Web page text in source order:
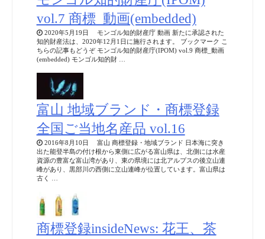
vol.7 商標_動画(embedded)
2020年5月19日 モンゴル知的財産庁 動画 新たに承認された
知的財産法は、2020年12月1日に施行されます。 ブックマーク こ
ちらの記事もどうぞ モンゴル知的財産庁(IPOM) vol.9 商標_動画
(embedded) モンゴル知的財 …
富山 地域ブランド・商標登録
全国ご当地名産品 vol.16
2016年8月10日 富山 商標登録・地域ブランド 日本海に突き
出た能登半島の付け根から東側に広がる富山県は、北側には水産
資源の豊富な富山湾があり、東の県境には北アルプスの後立山連
峰があり、黒部川の西側に立山連峰が位置しています。富山県は
古く …
商標登録insideNews: 花王、茶